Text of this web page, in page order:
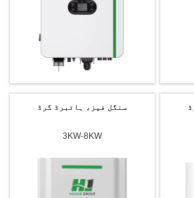
سنگل فیز، ہائبرڈ گرڈ
3KW-8KW